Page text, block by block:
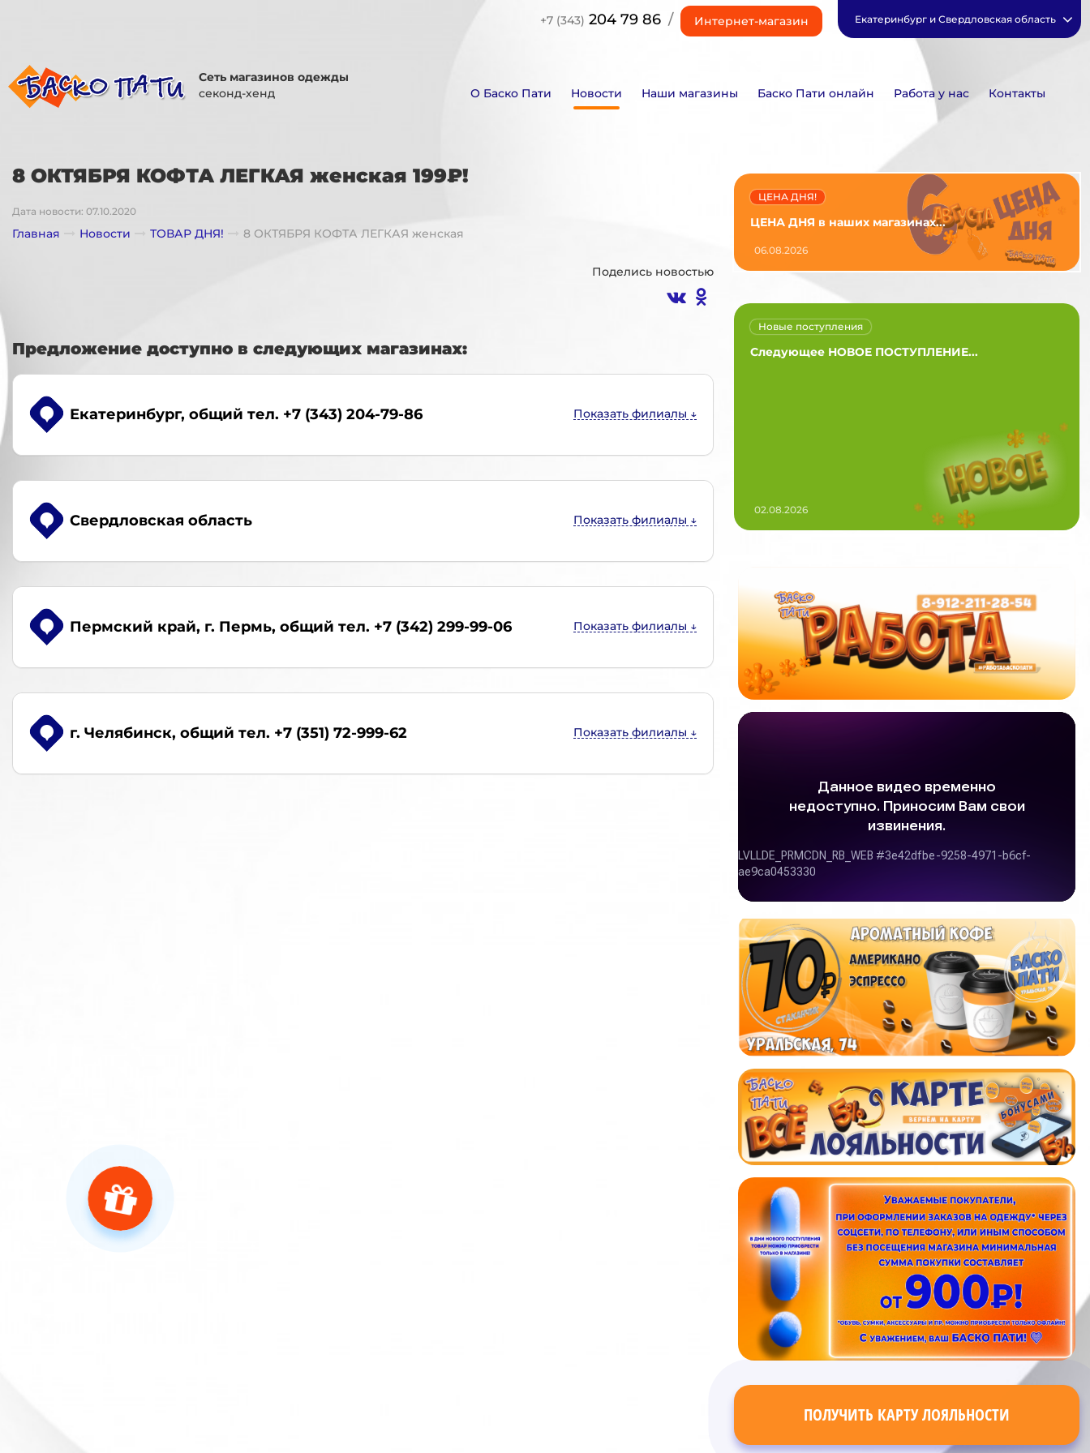
+7 (343) 204 79 86 / Интернет-магазин Екатеринбург и Свердловская область
Сеть магазинов одежды
секонд-хенд
О Баско Пати Новости Наши магазины Баско Пати онлайн Работа у нас Контакты
8 ОКТЯБРЯ КОФТА ЛЕГКАЯ женская 199₽!
Дата новости: 07.10.2020
Главная Новости ТОВАР ДНЯ! 8 ОКТЯБРЯ КОФТА ЛЕГКАЯ женская
Поделись новостью
Предложение доступно в следующих магазинах:
Екатеринбург, общий тел. +7 (343) 204-79-86
Свердловская область
Пермский край, г. Пермь, общий тел. +7 (342) 299-99-06
г. Челябинск, общий тел. +7 (351) 72-999-62
ЦЕНА ДНЯ в наших магазинах...
ЦЕНА ДНЯ!
06.08.2026
Следующее НОВОЕ ПОСТУПЛЕНИЕ...
Новые поступления
02.08.2026
ПОЛУЧИТЬ КАРТУ ЛОЯЛЬНОСТИ